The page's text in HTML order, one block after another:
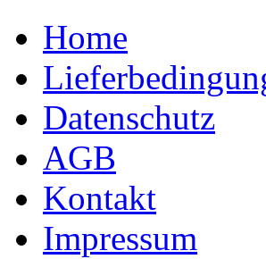
Home
Datenschutz
AGB
Kontakt
Impressum